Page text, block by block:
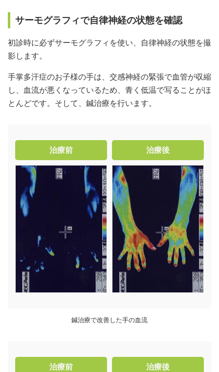
サーモグラフィで自律神経の状態を確認
初診時に必ずサーモグラフィを使い、自律神経の状態を撮
影します。
手掌多汗症のお子様の手は、交感神経の緊張で血管が収縮
し、血流が悪くなっているため、青く低温で写ることがほ
とんどです。そして、鍼治療を行います。
治療前 治療後
鍼治療で改善した手の血流
治療前 治療後